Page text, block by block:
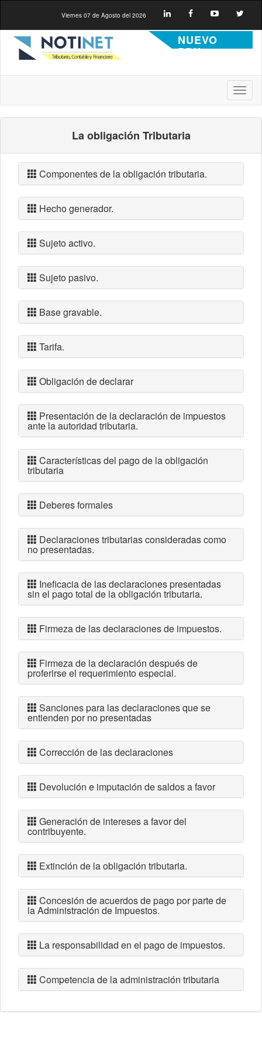
Viernes 07 de Agosto del 2026
NUEVO
PBX.
La obligación Tributaria
Componentes de la obligación tributaria.
Hecho generador.
Sujeto activo.
Sujeto pasivo.
Base gravable.
Tarifa.
Obligación de declarar
Presentación de la declaración de impuestos
ante la autoridad tributaria.
Características del pago de la obligación
tributaria
Deberes formales
Declaraciones tributarias consideradas como
no presentadas.
Ineficacia de las declaraciones presentadas
sin el pago total de la obligación tributaria.
Firmeza de las declaraciones de impuestos.
Firmeza de la declaración después de
proferirse el requerimiento especial.
Sanciones para las declaraciones que se
entienden por no presentadas
Corrección de las declaraciones
Devolución e imputación de saldos a favor
Generación de intereses a favor del
contribuyente.
Extinción de la obligación tributaria.
Concesión de acuerdos de pago por parte de
la Administración de Impuestos.
La responsabilidad en el pago de impuestos.
Competencia de la administración tributaria